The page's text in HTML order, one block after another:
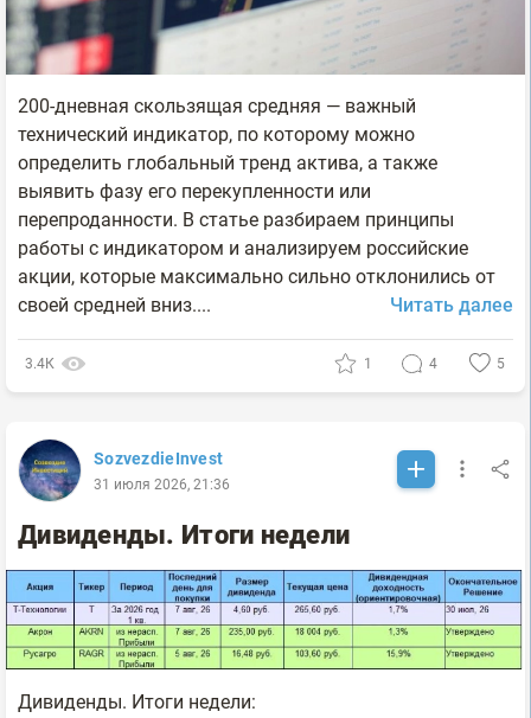
200-дневная скользящая средняя — важный
технический индикатор, по которому можно
определить глобальный тренд актива, а также
выявить фазу его перекупленности или
перепроданности. В статье разбираем принципы
работы с индикатором и анализируем российские
акции, которые максимально сильно отклонились от
своей средней вниз....
Читать далее
3.4К 1 4 5
SozvezdieInvest
31 июля 2026, 21:36
Дивиденды. Итоги недели
Дивиденды. Итоги недели: